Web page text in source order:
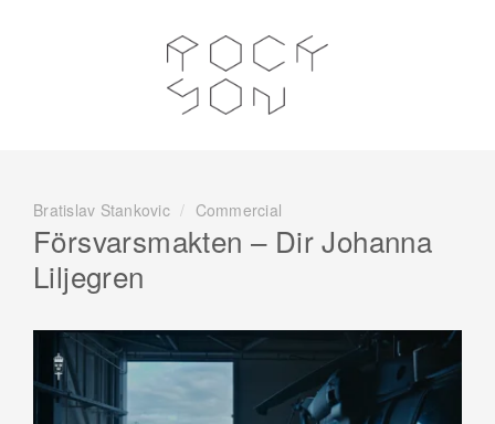
Bratislav Stankovic / Commercial
Försvarsmakten – Dir Johanna
Liljegren